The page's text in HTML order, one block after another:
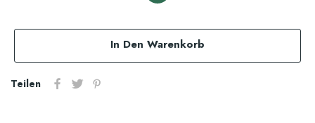
In Den Warenkorb
Teilen